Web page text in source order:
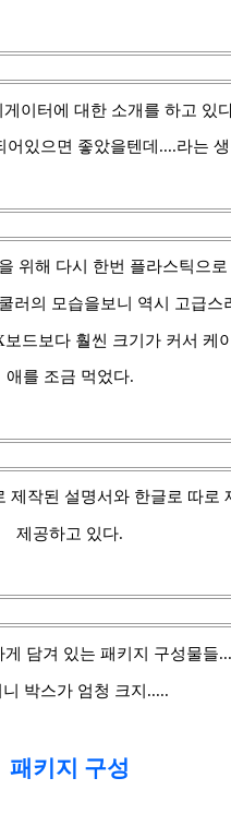
게이터에 대한 소개를 하고 있
어있으면 좋았을텐데....라는
위해 다시 한번 플라스틱으
러의 모습을보니 역시 고급스
드보다 훨씬 크기가 커서 케
애를 조금 먹었다.
제작된 설명서와 한글로 따로
제공하고 있다.
게 담겨 있는 패키지 구성물들
니 박스가 엄청 크지.....
패키지 구성